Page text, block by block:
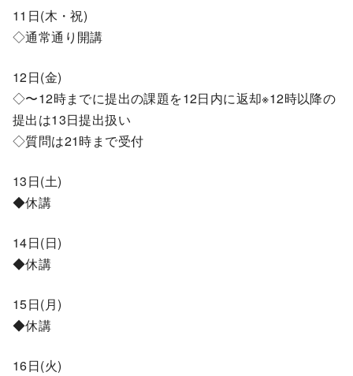
11日(木・祝)
◇通常通り開講
12日(金)
◇〜12時までに提出の課題を12日内に返却※12時以降の
提出は13日提出扱い
◇質問は21時まで受付
13日(土)
◆休講
14日(日)
◆休講
15日(月)
◆休講
16日(火)